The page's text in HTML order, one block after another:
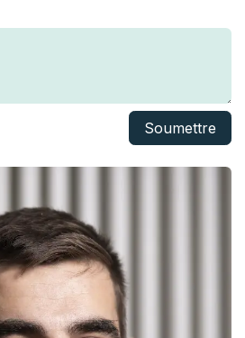
Soumettre